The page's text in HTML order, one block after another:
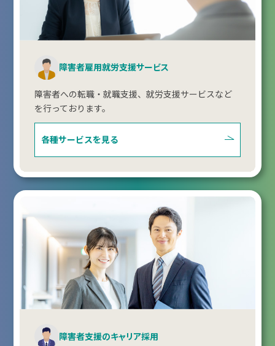
障害者雇用就労支援サービス
障害者への転職・就職支援、就労支援サービスなど
を行っております。
各種サービスを見る
障害者支援のキャリア採用